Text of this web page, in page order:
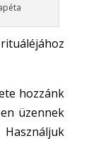
hozzánk
üzennek
Használjuk